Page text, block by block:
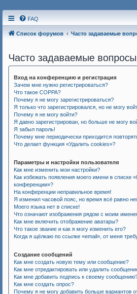
FAQ
Список форумов Часто задаваемые
Часто задаваемые вопросы
Вход на конференцию и регистрация
Зачем мне нужно регистрироваться?
Что такое COPPA?
Почему я не могу зарегистрироваться?
Я только что зарегистрировался, но не могу
Почему я не могу войти?
Я давно зарегистрирован, но больше не могу
Я забыл пароль!
Почему мне периодически приходится
Что делает функция «Удалить cookies»?
Параметры и настройки пользователя
Как мне изменить мои настройки?
Как избежать появления моего имени в списке
конференции»?
На конференции неправильное время!
Я изменил часовой пояс, но время всё равно
Моего языка нет в списке!
Что означают изображения рядом с моим
Как мне включить отображение аватары?
Что такое звание и как я могу изменить его?
Когда я щёлкаю по ссылке «email», от меня
Создание сообщений
Как мне создать новую тему или сообщение?
Как мне отредактировать или удалить
Как мне добавить подпись к своему
Как мне создать опрос?
Почему я не могу добавить больше вариантов